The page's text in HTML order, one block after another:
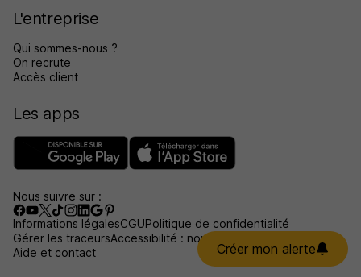
Créer mon alerte
L'entreprise
Qui sommes-nous ?
On recrute
Accès client
Les apps
Nous suivre sur :
Informations légalesCGUPolitique de confidentialité
Gérer les traceursAccessibilité : non conforme
Aide et contact